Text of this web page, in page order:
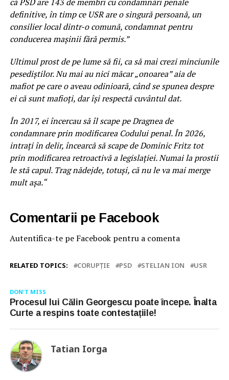
că PSD are 143 de membri cu condamnări penale
definitive, în timp ce USR are o singură persoană, un
consilier local dintr-o comună, condamnat pentru
conducerea mașinii fără permis.”
Ultimul prost de pe lume să fii, ca să mai crezi minciunile
pesediștilor. Nu mai au nici măcar „onoarea” aia de
mafiot pe care o aveau odinioară, când se spunea despre
ei că sunt mafioți, dar își respectă cuvântul dat.
În 2017, ei încercau să îl scape pe Dragnea de
condamnare prin modificarea Codului penal. În 2026,
intrați în delir, încearcă să scape de Dominic Fritz tot
prin modificarea retroactivă a legislației. Numai la prostii
le stă capul. Trag nădejde, totuși, că nu le va mai merge
mult așa.“
Comentarii pe Facebook
Autentifica-te pe Facebook pentru a comenta
RELATED TOPICS: CORUPȚIE PSD STELIAN ION USR
DON'T MISS
Procesul lui Călin Georgescu poate începe. Înalta
Curte a respins toate contestațiile!
Tatian Iorga